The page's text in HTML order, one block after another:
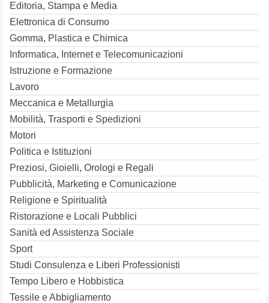
Editoria, Stampa e Media
Elettronica di Consumo
Gomma, Plastica e Chimica
Informatica, Internet e Telecomunicazioni
Istruzione e Formazione
Lavoro
Meccanica e Metallurgia
Mobilità, Trasporti e Spedizioni
Motori
Politica e Istituzioni
Preziosi, Gioielli, Orologi e Regali
Pubblicità, Marketing e Comunicazione
Religione e Spiritualità
Ristorazione e Locali Pubblici
Sanità ed Assistenza Sociale
Sport
Studi Consulenza e Liberi Professionisti
Tempo Libero e Hobbistica
Tessile e Abbigliamento